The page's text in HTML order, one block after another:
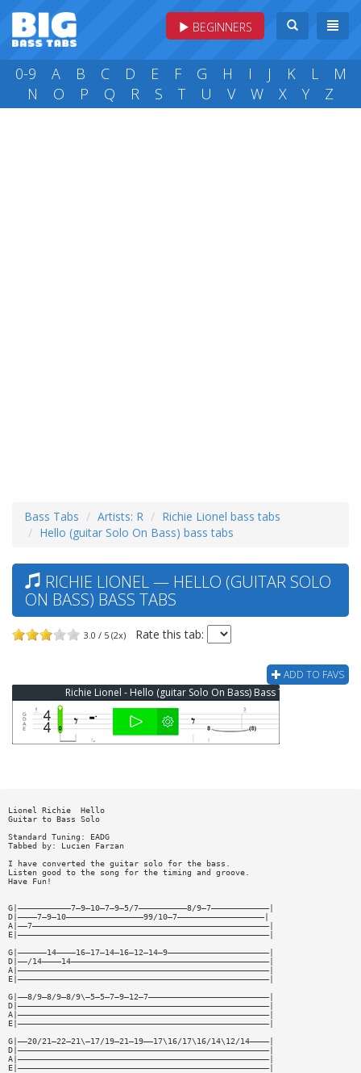
BEGINNERS
0-9 A B C D E F G H I J K L
M
N
O P Q R S T U V W X Y Z
Bass Tabs Artists: R
Richie Lionel bass tabs
Hello (guitar Solo On Bass) bass tabs
RICHIE LIONEL — HELLO (GUITAR SOLO
ON BASS) BASS TABS
3.0 / 5 (2x) Rate this tab:
ADD TO FAVS
Richie Lionel - Hello (guitar Solo On Bass) Bass Tab
Lionel Richie  Hello
Guitar to Bass Solo
Standard Tuning: EADG
Tabbed by: Lucien Farzan
I have converted the guitar solo for the bass.
Listen good to the song for the timing and groove.
Have Fun!
G|———————————7—9—10—7—9—5/7——————————8/9—7————————————|
D|————7—9—10————————————————99/10—7——————————————————|
A|——7—————————————————————————————————————————————————|
E|————————————————————————————————————————————————————|
G|——————14————16—17—14—16—12—14—9—————————————————————|
D|——/14————14—————————————————————————————————————————|
A|————————————————————————————————————————————————————|
E|————————————————————————————————————————————————————|
G|——8/9—8/9—8/9\—5—5—7—9—12—7—————————————————————————|
D|————————————————————————————————————————————————————|
A|————————————————————————————————————————————————————|
E|————————————————————————————————————————————————————|
G|——20/21—22—21\—17/19—21—19——17\16/17\16/14\12/14————|
D|————————————————————————————————————————————————————|
A|————————————————————————————————————————————————————|
E|————————————————————————————————————————————————————|